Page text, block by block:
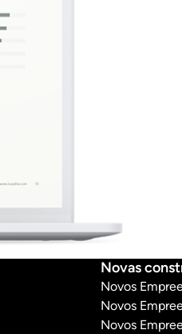
Novas
Novos
Novos
Novos